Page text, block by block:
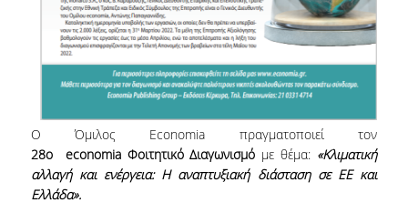
CURRICULUM OF THE DEPARTMENT
PROGRAM COURSES
INTERNSHIP AND THESIS
TEACHING AND EXAMS
Ο Όμιλος Economia πραγματοποιεί τον
28ο economia Φοιτητικό Διαγωνισμό με θέμα: «Κλιματική
αλλαγή και ενέργεια: Η αναπτυξιακή διάσταση σε ΕΕ και
Ελλάδα».